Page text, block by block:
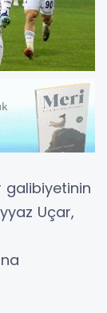
galibiyetinin
Uçar,